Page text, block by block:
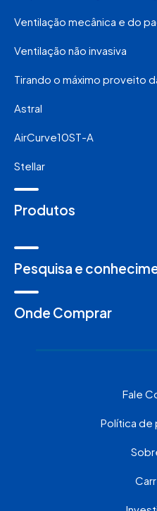
Ventilação mecânica e do
Ventilação não invasiva
Tirando o máximo proveito
Astral
AirCurve10ST-A
Stellar
Produtos
Pesquisa e
Onde Comprar
Fale
Política de